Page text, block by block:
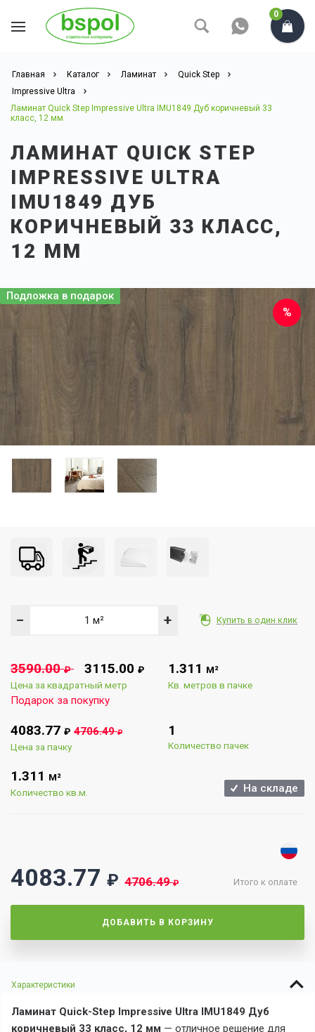
0
Главная Каталог Ламинат
Quick Step
Impressive Ultra
Ламинат Quick Step Impressive Ultra IMU1849 Дуб коричневый 33
класс, 12 мм
ЛАМИНАТ QUICK STEP
IMPRESSIVE ULTRA
IMU1849 ДУБ
КОРИЧНЕВЫЙ 33 КЛАСС,
12 ММ
Подложка в подарок
Купить в один клик
− +
3590.00 ₽ 3115.00 ₽
Цена за квадратный метр
Подарок за покупку
1.311 М²
Кв. метров в пачке
4083.77 ₽ 4706.49₽
Цена за пачку
1
Количество пачек
1.311 М²
Количество кв.м. На складе
Итого к оплате
4083.77 ₽ 4706.49₽
ДОБАВИТЬ В КОРЗИНУ
Характеристики
Ламинат Quick-Step Impressive Ultra IMU1849 Дуб
коричневый 33 класс, 12 мм — отличное решение для